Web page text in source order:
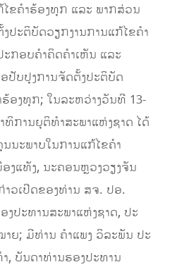
ຂຄໍາຮ້ອງທຸກ ແລະ ພາກສ່ວນ
ປະຕິບັດວຽກງານການແກ້ໄຂຄໍາ
ກອບຄຳຄິດຄໍາເຫັນ ແລະ
ປັບປຸງການຈັດຕັ້ງປະຕິບັດ
ຮ້ອງທຸກ; ໃນລະຫວ່າງວັນທີ 13-
ທິການຍຸຕິທໍາສະພາແຫ່ງຊາດ ໄດ້
ນະພາບໃນການແກ້ໄຂຄໍາ
ງແທັງ, ນະຄອນຫຼວງວຽງຈັນ
ວເປີດຂອງທ່ານ ສຈ. ປອ.
ງປະທານສະພາແຫ່ງຊາດ, ປະ
ຍ; ມີທ່ານ ຄໍາແພງ ວິລະພັນ ປະ
, ບັນດາທ່ານຮອງປະທານ